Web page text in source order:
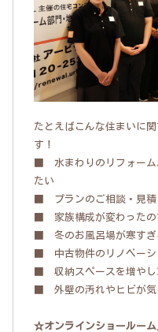
たとえばこんな住まいに
す！
■ 水まわりのリフォーム
たい
■ プランのご相談・見積
■ 家族構成が変わったの
■ 冬のお風呂場が寒す
■ 中古物件のリノベーシ
■ 収納スペースを増やし
■ 外壁の汚れやヒビが気
☆オンラインショールーム